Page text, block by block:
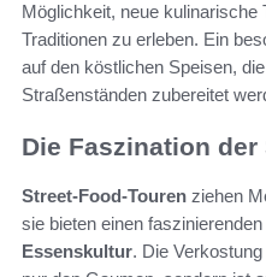
Möglichkeit, neue
Traditionen zu erleben. Ein
auf den köstlichen Speisen,
Straßenständen zubereitet
Die Faszination der
Street-Food-Touren ziehen
sie bieten einen
Essenskultur. Die